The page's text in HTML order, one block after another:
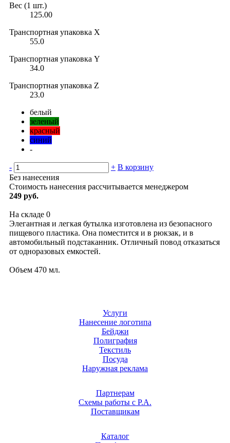
Вес (1 шт.)
125.00
Транспортная упаковка X
55.0
Транспортная упаковка Y
34.0
Транспортная упаковка Z
23.0
белый
зеленый
красный
синий
-
- + В корзину
Без нанесения
Стоимость нанесения рассчитывается менеджером
249 руб.
На складе 0
Элегантная и легкая бутылка изготовлена из безопасного
пищевого пластика. Она поместится и в рюкзак, и в
автомобильный подстаканник. Отличный повод отказаться
от одноразовых емкостей.
Объем 470 мл.
Услуги
Нанесение логотипа
Бейджи
Полиграфия
Текстиль
Посуда
Наружная реклама
Партнерам
Схемы работы с Р.А.
Поставщикам
Каталог